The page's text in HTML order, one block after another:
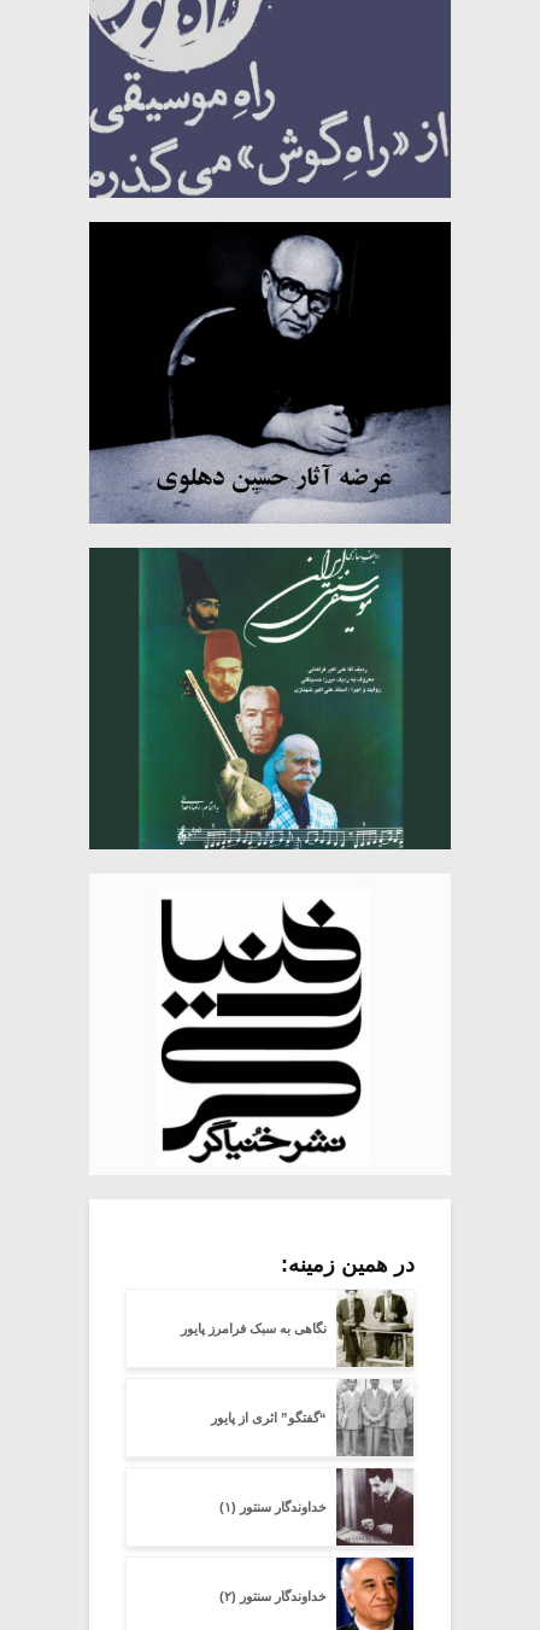
در همین زمینه:
نگاهی به سبک فرامرز پایور
“گفتگو” اثری از پایور
خداوندگار سنتور (۱)
خداوندگار سنتور (۲)